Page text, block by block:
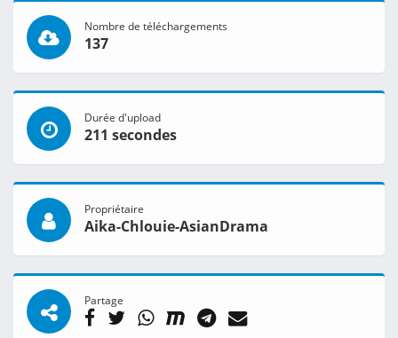
Nombre de téléchargements
137
Durée d'upload
211 secondes
Propriétaire
Aika-Chlouie-AsianDrama
Partage